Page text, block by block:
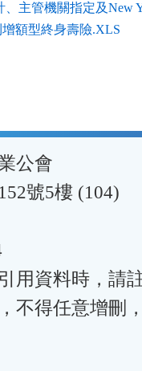
主管機關指定及New
額型終身壽險.XLS
公會
號5樓 (104)
用資料時，請
不得任意增刪